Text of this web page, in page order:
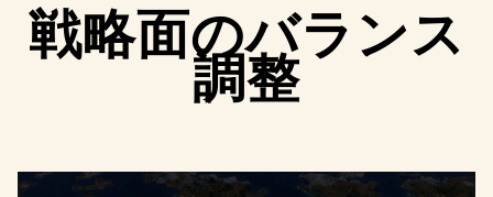
戦略面のバランス
調整